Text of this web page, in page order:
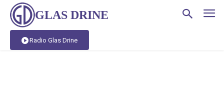
GLAS DRINE
Radio Glas Drine